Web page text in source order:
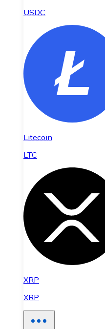
USDC
Litecoin
LTC
XRP
XRP